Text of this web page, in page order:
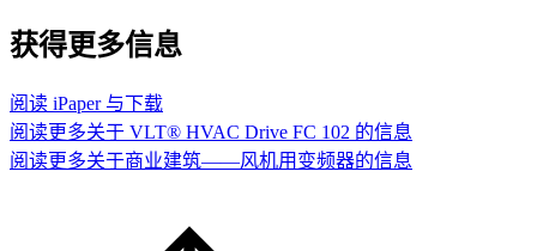
获得更多信息
阅读 iPaper 与下载
阅读更多关于 VLT® HVAC Drive FC 102 的信息
阅读更多关于商业建筑——风机用变频器的信息